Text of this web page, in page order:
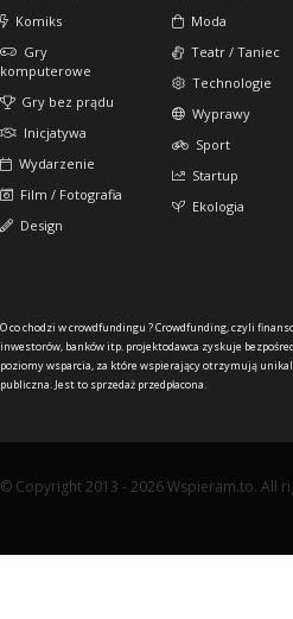
Komiks
Gry
komputerowe
Gry bez prądu
Inicjatywa
Wydarzenie
Film / Fotografia
Design
Moda
Teatr / Taniec
Technologie
Wyprawy
Sport
Startup
Ekologia
O co chodzi w crowdfundingu ?Crowdfunding, czyli
inwestorów, banków itp. projektodawca zyskuje
poziomy wsparcia, za które wspierający otrzymują
publiczna. Jest to sprzedaż przedpłacona.
© Copyright 2013 - 2026 Wspieram.to. All